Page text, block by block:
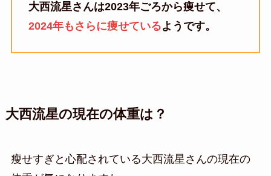
大西流星さんは2023年ごろから痩せて、
2024年もさらに痩せているようです。
大西流星の現在の体重は？
瘦せすぎと心配されている大西流星さんの現在の